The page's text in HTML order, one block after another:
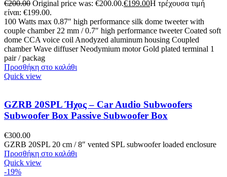
€200.00 Original price was: €200.00.€199.00Η τρέχουσα τιμή
είναι: €199.00.
100 Watts max 0.87″ high performance silk dome tweeter with
couple chamber 22 mm / 0.7″ high performance tweeter Coated soft
dome CCA voice coil Anodyzed aluminum housing Coupled
chamber Wave diffuser Neodymium motor Gold plated terminal 1
pair / packag
Προσθήκη στο καλάθι
Quick view
GZRB 20SPL Ήχος – Car Audio Subwoofers
Subwoofer Box Passive Subwoofer Box
€300.00
GZRB 20SPL 20 cm / 8″ vented SPL subwoofer loaded enclosure
Προσθήκη στο καλάθι
Quick view
-19%